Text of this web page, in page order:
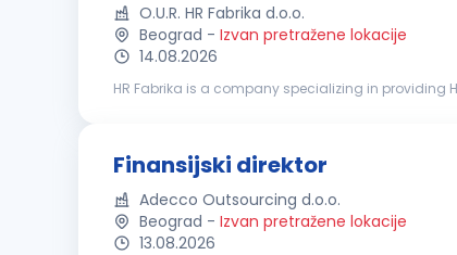
O.U.R. HR Fabrika d.o.o.
Beograd - Izvan pretražene lokacije
14.08.2026
HR Fabrika is a company specializing in
Finansijski direktor
Adecco Outsourcing d.o.o.
Beograd - Izvan pretražene lokacije
13.08.2026